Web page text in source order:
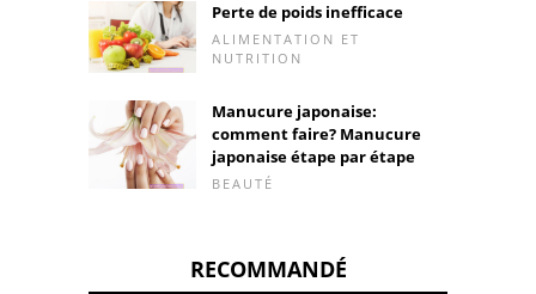
Perte de poids inefficace
ALIMENTATION ET
NUTRITION
Manucure japonaise:
comment faire? Manucure
japonaise étape par étape
BEAUTÉ
RECOMMANDÉ